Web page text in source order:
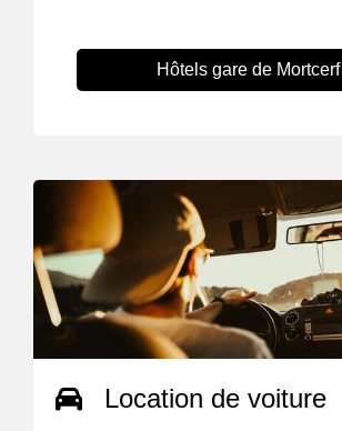
Hôtels gare de Mortcerf
Location de voiture